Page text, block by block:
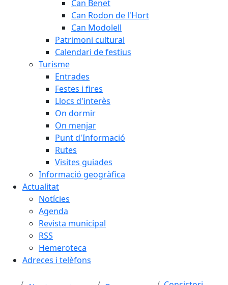
Can Benet
Can Rodon de l'Hort
Can Modolell
Patrimoni cultural
Calendari de festius
Turisme
Entrades
Festes i fires
Llocs d'interès
On dormir
On menjar
Punt d'Informació
Rutes
Visites guiades
Informació geogràfica
Actualitat
Notícies
Agenda
Revista municipal
RSS
Hemeroteca
Adreces i telèfons